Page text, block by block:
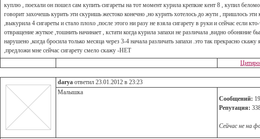
куплю , поехали он пошел сам купить сигареты на тот момент курила крепкие кент 8 , купил
говорит захочешь курить эти скуришь жестоко конечно ,но курить хотелось до жути , пришлось эти
,выкурила 4 сигареты и стало плохо ,после этого ни разу не взяла сигарету в руки и сейчас если
отвращение жуткое ,тошнить начинает , кстати когда курила запахи не различала ,видно обоняние
нарушено ,когда бросила только месяца через 3-4 начала различать запахи .это так прекрасно скажу
,предложи мне сейчас сигарету смело скажу -НЕТ
darya ответил 23.01.2012 в 23:23
Малышка
Сообщений:
Репутация:
Сейчас не на